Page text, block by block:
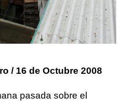
/ 16 de Octubre 2008
pasada sobre el